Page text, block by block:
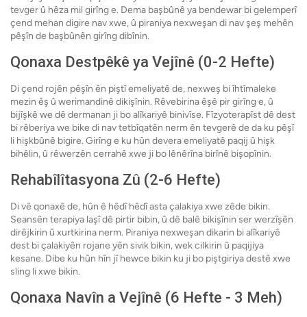
tevger û hêza mil girîng e. Dema başbûnê ya bendewar bi gelemperî
çend mehan digire nav xwe, û piraniya nexweşan di nav şeş mehên
pêşîn de başbûnên girîng dibînin.
Qonaxa Destpêkê ya Vejînê (0-2 Hefte)
Di çend rojên pêşîn ên piştî emeliyatê de, nexweş bi îhtîmaleke
mezin êş û werimandinê dikişînin. Rêvebirina êşê pir girîng e, û
bijîşkê we dê dermanan ji bo alîkariyê binivîse. Fîzyoterapîst dê dest
bi rêberiya we bike di nav tetbîqatên nerm ên tevgerê de da ku pêşî
li hişkbûnê bigire. Girîng e ku hûn devera emeliyatê paqij û hişk
bihêlin, û rêwerzên cerrahê xwe ji bo lênêrîna birînê bişopînin.
Rehabîlîtasyona Zû (2-6 Hefte)
Di vê qonaxê de, hûn ê hêdî hêdî asta çalakiya xwe zêde bikin.
Seansên terapiya laşî dê pirtir bibin, û dê balê bikişînin ser werzîşên
dirêjkirin û xurtkirina nerm. Piraniya nexweşan dikarin bi alîkariyê
dest bi çalakiyên rojane yên sivik bikin, wek cilkirin û paqijiya
kesane. Dibe ku hûn hîn jî hewce bikin ku ji bo piştgiriya destê xwe
sling li xwe bikin.
Qonaxa Navîn a Vejînê (6 Hefte - 3 Meh)